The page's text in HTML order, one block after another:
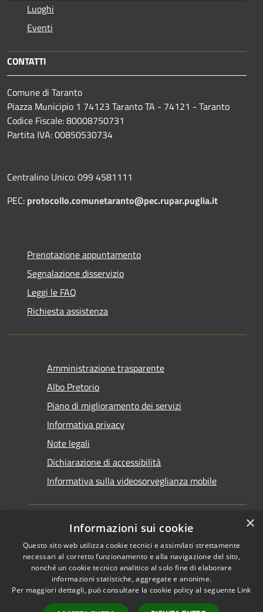
Luoghi
Eventi
CONTATTI
Comune di Taranto
Piazza Municipio 1 74123 Taranto TA - 74121 - Taranto
Codice Fiscale: 80008750731
Partita IVA: 00850530734
Centralino Unico: 099 4581111
PEC: protocollo.comunetaranto@pec.rupar.puglia.it
Prenotazione appuntamento
Segnalazione disservizio
Leggi le FAQ
Richiesta assistenza
Amministrazione trasparente
Albo Pretorio
Piano di miglioramento dei servizi
Informativa privacy
Note legali
Dichiarazione di accessibilità
Informativa sulla videosorveglianza mobile
RSS
Accessibilità
Cookie
Copyright © 2026 • Comune di
Taranto • Powered by
Municipium•Accesso
redazione
×
Informazioni sui cookie
Questo sito web utilizza cookie tecnici e assimilati strettamente
necessari al corretto funzionamento e alla navigazione del sito,
nonché un cookie tecnico analitico al solo fine di elaborare
informazioni statistiche, aggregate e anonime.
Per maggiori dettagli, può consultare la cookie policy al seguente Link